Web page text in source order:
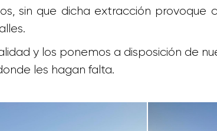
sin que dicha extracción provoque
y los ponemos a disposición de
les hagan falta.